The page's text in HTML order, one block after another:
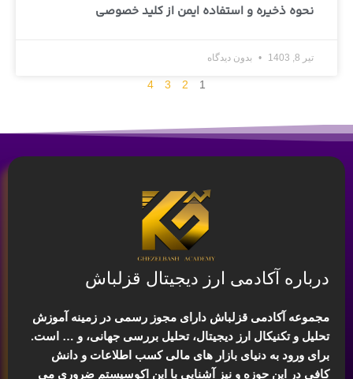
نحوه ذخیره و استفاده ایمن از کلید خصوصی
تیر 8, 1403 بدون دیدگاه
1
2
3
4
درباره آکادمی ارز دیجیتال قزلباش
مجموعه آکادمی قزلباش دارای مجوز رسمی در زمینه آموزش
تحلیل و تکنیکال ارز دیجیتال، تحلیل بررسی جهانی، و … است.
برای ورود به دنیای بازار های مالی کسب اطلاعات و دانش
کافی در این حوزه و نیز آشنایی با این اکوسیستم ضروری می